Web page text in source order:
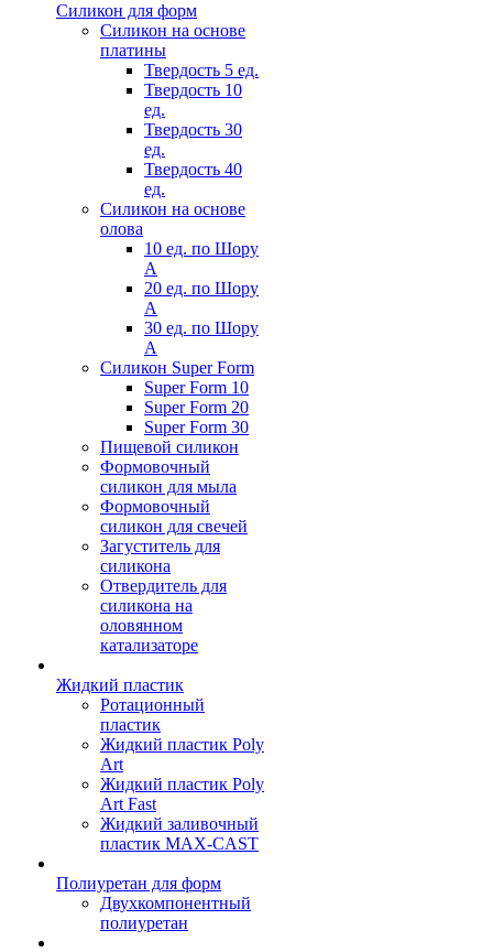
Силикон для форм
Силикон на основе
платины
Твердость 5 ед.
Твердость 10
ед.
Твердость 30
ед.
Твердость 40
ед.
Силикон на основе
олова
10 ед. по Шору
А
20 ед. по Шору
А
30 ед. по Шору
А
Силикон Super Form
Super Form 10
Super Form 20
Super Form 30
Пищевой силикон
Формовочный
силикон для мыла
Формовочный
силикон для свечей
Загуститель для
силикона
Отвердитель для
силикона на
оловянном
катализаторе
Жидкий пластик
Ротационный
пластик
Жидкий пластик Poly
Art
Жидкий пластик Poly
Art Fast
Жидкий заливочный
пластик MAX-CAST
Полиуретан для форм
Двухкомпонентный
полиуретан